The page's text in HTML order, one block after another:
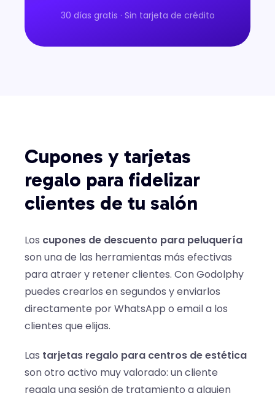
30 días gratis · Sin tarjeta de crédito
Cupones y tarjetas
regalo para fidelizar
clientes de tu salón
Los cupones de descuento para peluquería
son una de las herramientas más efectivas
para atraer y retener clientes. Con Godolphy
puedes crearlos en segundos y enviarlos
directamente por WhatsApp o email a los
clientes que elijas.
Las tarjetas regalo para centros de estética
son otro activo muy valorado: un cliente
regala una sesión de tratamiento a alguien